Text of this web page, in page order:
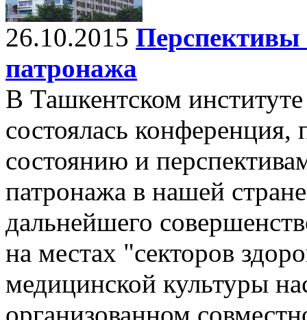
26.10.2015 Перспективы
патронажа
В Ташкентском
состоялась
состоянию и
патронажа в нашей
дальнейшего
на местах "секторов
медицинской культуры
организованном